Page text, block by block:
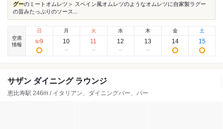
グーのミートオムレツ＞ スペイン風オムレツのようなオムレツに自家製ラグー
の旨みたっぷりのソース...
空席
情報
日
8/9
月
10
火
11
水
12
木
13
金
14
土
15
サザン ダイニング ラウンジ
恵比寿駅 246m / イタリアン、ダイニングバー、バー